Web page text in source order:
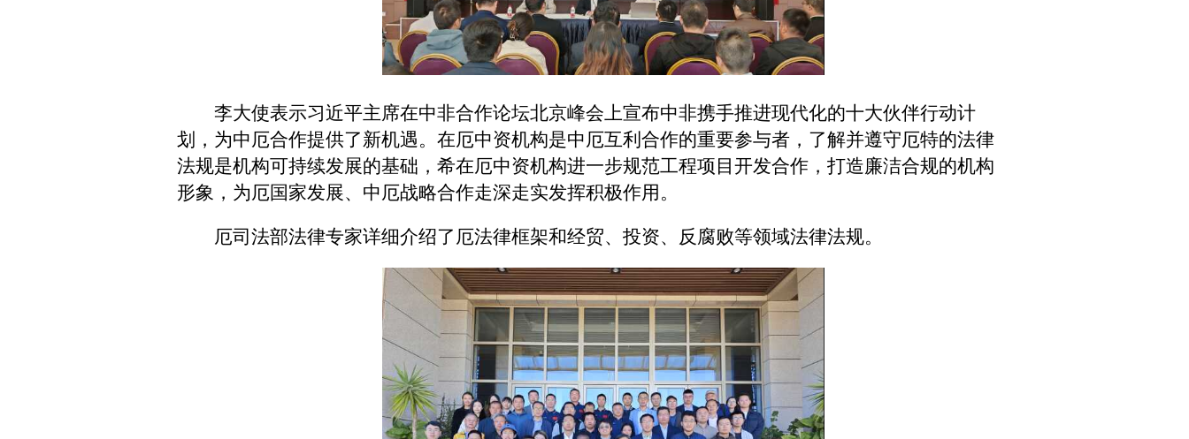
李大使表示习近平主席在中非合作论坛北京峰会上宣布中非携手推进现代化的十大伙伴行动计
划，为中厄合作提供了新机遇。在厄中资机构是中厄互利合作的重要参与者，了解并遵守厄特的法律
法规是机构可持续发展的基础，希在厄中资机构进一步规范工程项目开发合作，打造廉洁合规的机构
形象，为厄国家发展、中厄战略合作走深走实发挥积极作用。
厄司法部法律专家详细介绍了厄法律框架和经贸、投资、反腐败等领域法律法规。